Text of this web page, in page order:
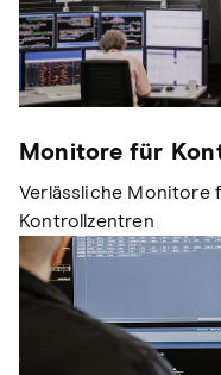
Monitore für
Verlässliche Monitore
Kontrollzentren